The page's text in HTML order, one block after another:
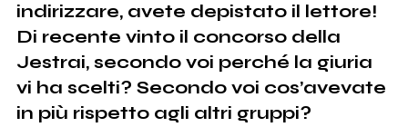
indirizzare, avete depistato il lettore!
Di recente vinto il concorso della
Jestrai, secondo voi perché la giuria
vi ha scelti? Secondo voi cos’avevate
in più rispetto agli altri gruppi?